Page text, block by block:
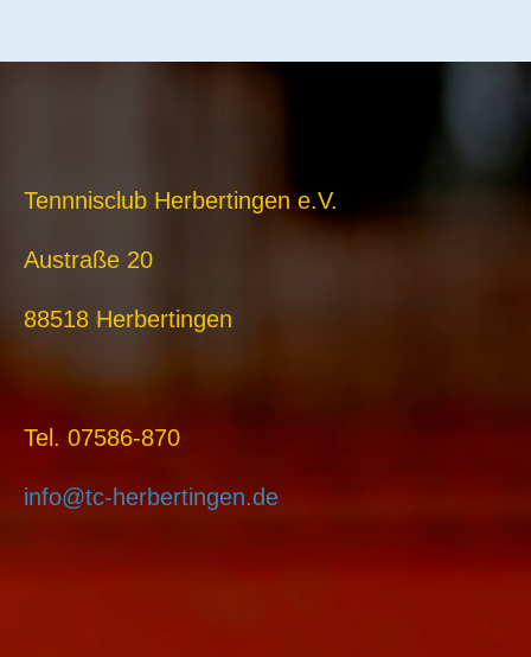
Tennnisclub Herbertingen e.V.
Austraße 20
88518 Herbertingen
Tel. 07586-870
info@tc-herbertingen.de